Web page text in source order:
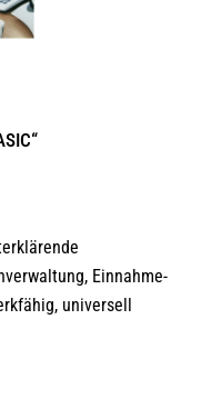
Einnahme-
universell